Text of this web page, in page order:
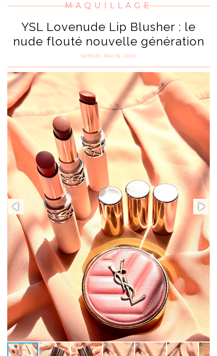
MAQUILLAGE
YSL Lovenude Lip Blusher : le
nude flouté nouvelle génération
SAMEDI, MAI 16, 2026